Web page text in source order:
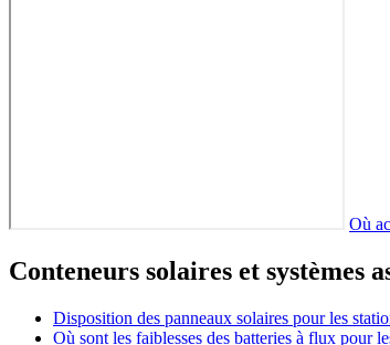
Où
Conteneurs solaires et systèmes
Disposition des panneaux solaires pour les
Où sont les faiblesses des batteries à flux pour